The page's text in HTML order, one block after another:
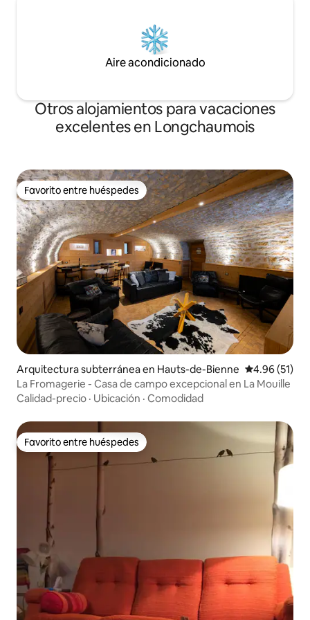
Aire acondicionado
Otros alojamientos para vacaciones
excelentes en Longchaumois
Favorito entre huéspedes
Favorito entre huéspedes
Arquitectura subterránea en Hauts-de-Bienne Calificación
4.96 (51)
La Fromagerie - Casa de campo excepcional en La Mouille
Calidad-precio · Ubicación · Comodidad
Favorito entre huéspedes
Favorito entre huéspedes